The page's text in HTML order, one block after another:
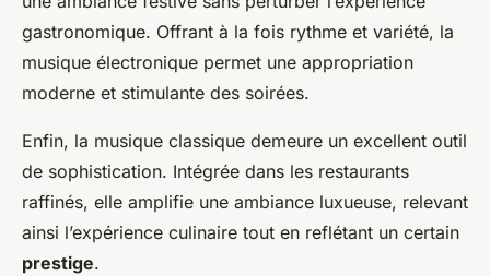
gastronomique. Offrant à la fois rythme et variété, la
musique électronique permet une appropriation
moderne et stimulante des soirées.
Enfin, la musique classique demeure un excellent outil
de sophistication. Intégrée dans les restaurants
raffinés, elle amplifie une ambiance luxueuse, relevant
ainsi l’expérience culinaire tout en reflétant un certain
prestige.